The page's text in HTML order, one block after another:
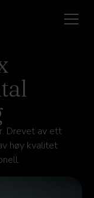
Drevet av ett
høy kvalitet